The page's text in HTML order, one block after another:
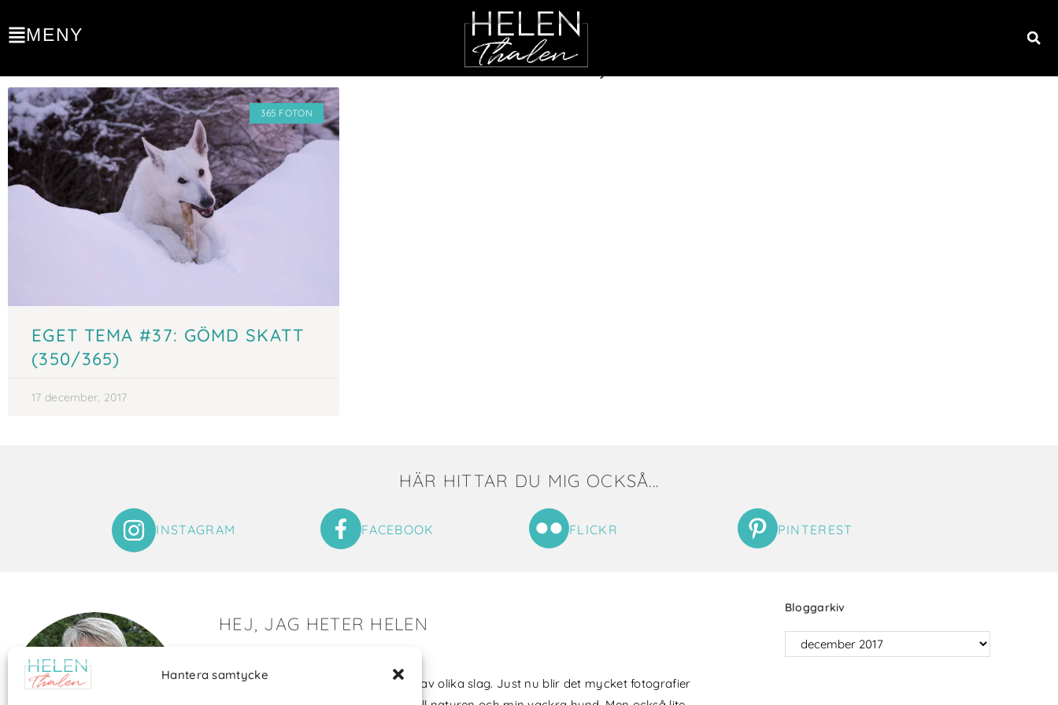
Hantera samtycke
MENY
17 DECEMBER, 2017
365 FOTON
EGET TEMA #37: GÖMD SKATT
(350/365)
17 december, 2017
HÄR HITTAR DU MIG OCKSÅ...
INSTAGRAM FACEBOOK FLICKR PINTEREST
HEJ, JAG HETER HELEN
Här visar jag saker som jag skapat av olika slag. Just nu blir det mycket fotografier
Bloggarkiv